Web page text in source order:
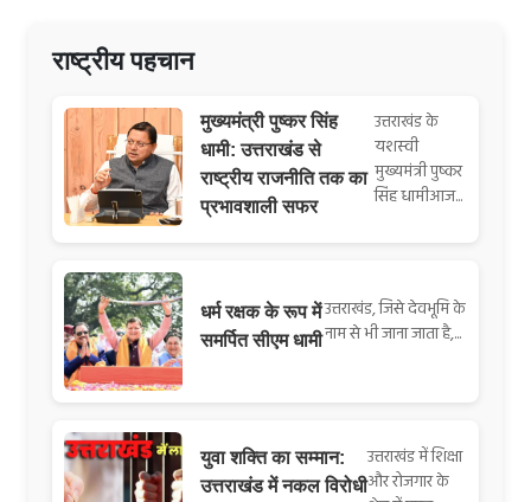
राष्ट्रीय पहचान
मुख्यमंत्री पुष्कर सिंह
धामी: उत्तराखंड से
राष्ट्रीय राजनीति तक का
प्रभावशाली सफर
उत्तराखंड के
यशस्वी
मुख्यमंत्री पुष्कर
सिंह धामीआज...
धर्म रक्षक के रूप में
समर्पित सीएम धामी
उत्तराखंड, जिसे देवभूमि के
नाम से भी जाना जाता है,...
युवा शक्ति का सम्मान:
उत्तराखंड में नकल विरोधी
उत्तराखंड में शिक्षा
और रोजगार के